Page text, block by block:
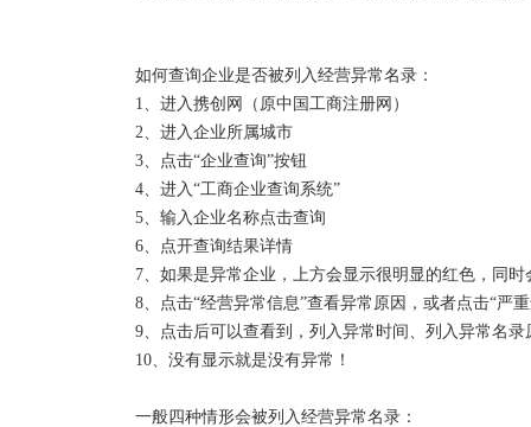
如何查询企业是否被列入经营异常名录：
1、进入携创网（原中国工商注册网）
2、进入企业所属城市
3、点击“企业查询”按钮
4、进入“工商企业查询系统”
5、输入企业名称点击查询
6、点开查询结果详情
7、如果是异常企业，上方会显示很明显的红色，同
8、点击“经营异常信息”查看异常原因，或者点击“严
9、点击后可以查看到，列入异常时间、列入异常名
10、没有显示就是没有异常！
一般四种情形会被列入经营异常名录：